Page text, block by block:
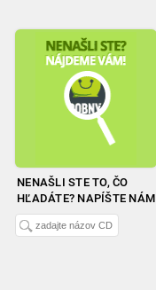
NENAŠLI STE TO, ČO
HĽADÁTE? NAPÍŠTE NÁM